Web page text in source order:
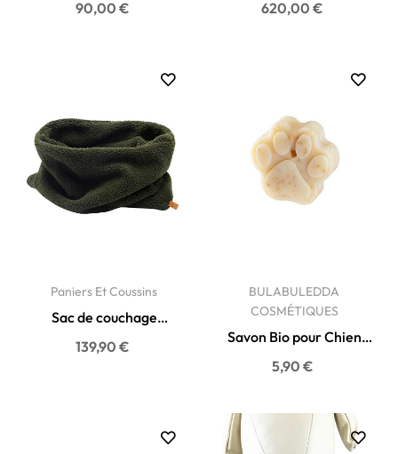
chien...
90,00 € 620,00 €
Paniers Et Coussins
Sac de couchage
gigoteuse pour chien -
Cocoon...
139,90 €
BULABULEDDA
COSMÉTIQUES
Savon Bio pour Chien
Canacciu Made in
Corsica-...
5,90 €